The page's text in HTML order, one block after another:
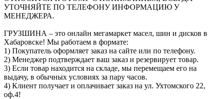
УТОЧНЯЙТЕ ПО ТЕЛЕФОНУ ИНФОРМАЦИЮ У
МЕНЕДЖЕРА.
ГРУЗШИНА – это онлайн мегамаркет масел, шин и дисков в
Хабаровске! Мы работаем в формате:
1) Покупатель оформляет заказ на сайте или по телефону.
2) Менеджер подтверждает ваш заказ и резервирует товар.
3) Если товар находится на складе, мы перемещаем его на
выдачу, в обычных условиях за пару часов.
4) Клиент получает и оплачивает заказ на ул. Ухтомского 22,
оф.4!